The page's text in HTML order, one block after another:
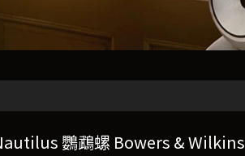
鸚鵡螺 Bowers & Wilkins